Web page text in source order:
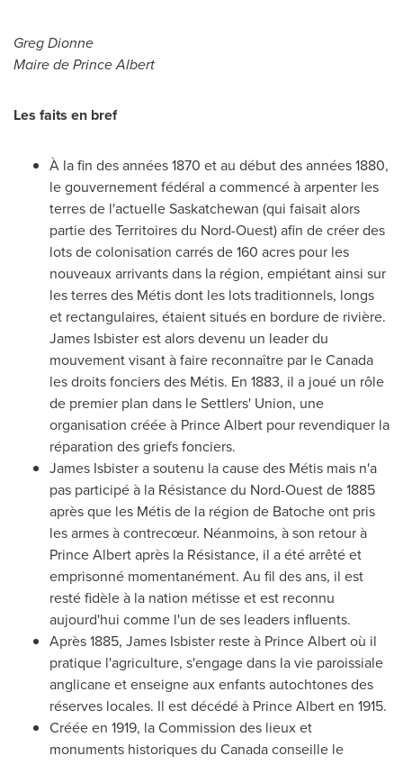
Greg Dionne
Maire de Prince Albert
Les faits en bref
À la fin des années 1870 et au début des années 1880,
le gouvernement fédéral a commencé à arpenter les
terres de l'actuelleSaskatchewan (qui faisait alors
partie des Territoires du Nord-Ouest) afin de créer des
lots de colonisation carrés de 160 acres pour les
nouveaux arrivants dans la région, empiétant ainsi sur
les terres des Métis dont les lots traditionnels, longs
et rectangulaires, étaient situés en bordure de rivière.
James Isbisterest alors devenu un leader du
mouvement visant à faire reconnaître par leCanada
les droits fonciers des Métis. En 1883, il a joué un rôle
de premier plan dans le Settlers' Union, une
organisation créée à Prince Albert pour revendiquer la
réparation des griefs fonciers.
James Isbistera soutenu la cause des Métis mais n'a
pas participé à la Résistance du Nord-Ouest de 1885
après que les Métis de la région de Batoche ont pris
les armes à contrecœur. Néanmoins, à son retour à
Prince Albertaprès la Résistance, il a été arrêté et
emprisonné momentanément. Au fil des ans, il est
resté fidèle à la nation métisse et est reconnu
aujourd'hui comme l'un de ses leaders influents.
Après 1885, James Isbister reste à Prince Albertoù il
pratique l'agriculture, s'engage dans la vie paroissiale
anglicane et enseigne aux enfants autochtones des
réserves locales. Il est décédé à Prince Alberten 1915.
Créée en 1919, la Commission des lieux et
monuments historiques du Canadaconseille le